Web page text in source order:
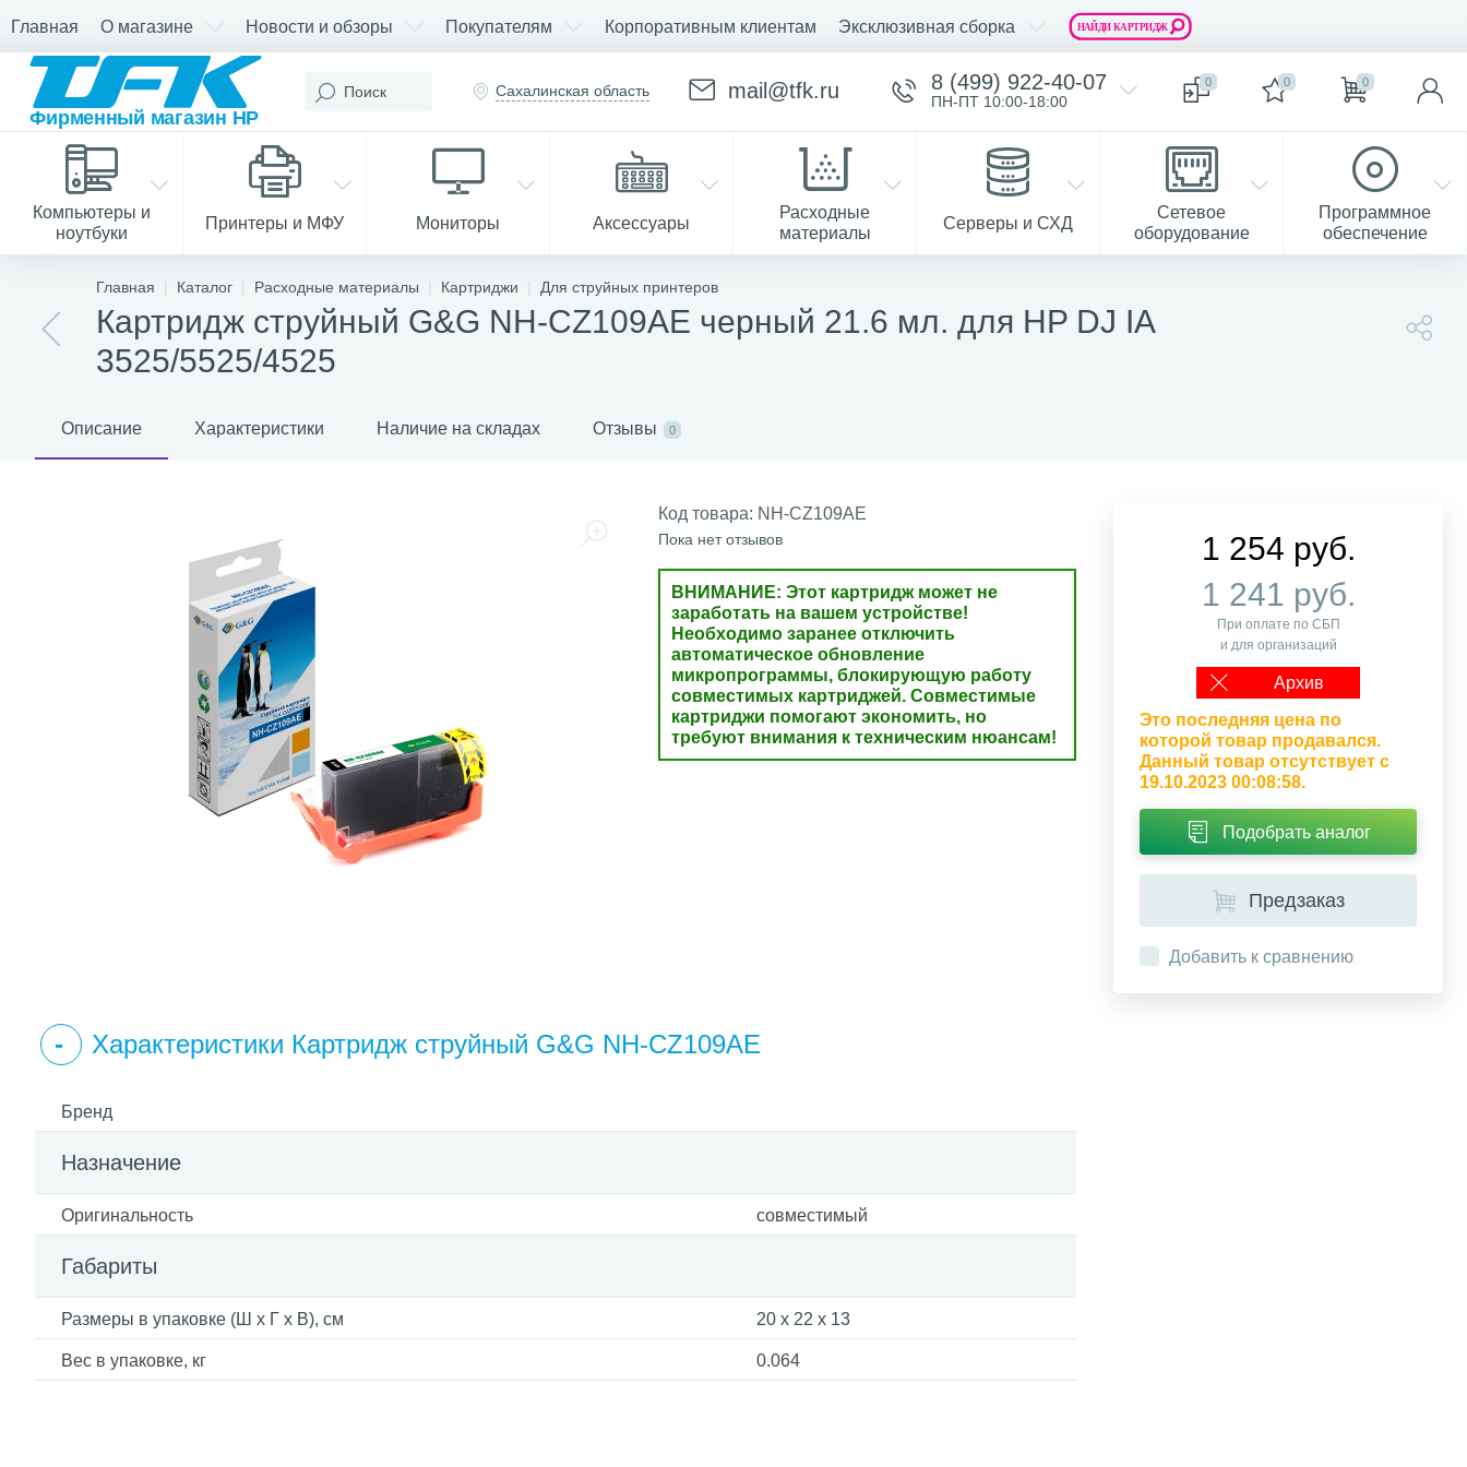
Главная О магазине Новости и обзоры Покупателям Корпоративным клиентам Эксклюзивная сборка
Сахалинская область mail@tfk.ru 8 (499) 922-40-07
ПН-ПТ 10:00-18:00
0 0 0
Компьютеры и
ноутбуки
Принтеры и МФУ Мониторы Аксессуары
Расходные
материалы
Серверы и СХД
Сетевое
оборудование
Программное
обеспечение
Запчасти
Главная Каталог Расходные материалы Картриджи Для струйных принтеров
Картридж струйный G&G NH-CZ109AE черный 21.6 мл. для HP DJ IA
3525/5525/4525
Описание Характеристики Наличие на складах Отзывы 0
Код товара: NH-CZ109AE
Пока нет отзывов
ВНИМАНИЕ: Этот картридж может не
заработать на вашем устройстве!
Необходимо заранее отключить
автоматическое обновление
микропрограммы, блокирующую работу
совместимых картриджей. Совместимые
картриджи помогают экономить, но
требуют внимания к техническим нюансам!
Характеристики Картридж струйный G&G NH-CZ109AE
Бренд
Назначение
Оригинальность совместимый
Габариты
Размеры в упаковке (Ш x Г x В), см 20 x 22 x 13
Вес в упаковке, кг 0.064
1 254 руб.
1 241 руб.
При оплате по СБП
и для организаций
Архив
Это последняя цена по
которой товар продавался.
Данный товар отсутствует с
19.10.2023 00:08:58.
Подобрать аналог
Предзаказ
Добавить к сравнению